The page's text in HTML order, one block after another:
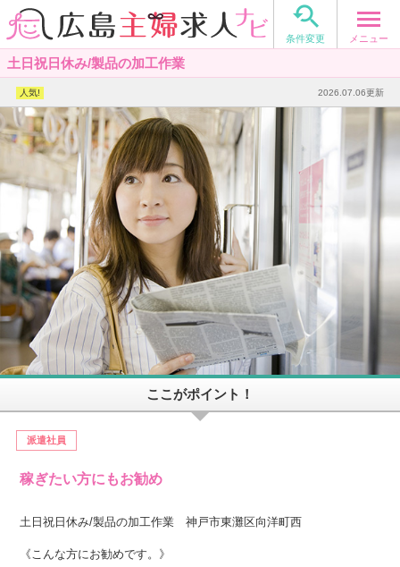

条件変更 メニュー
土日祝日休み/製品の加工作業
2026.07.06更新
ここがポイント！
派遣社員
稼ぎたい方にもお勧め
土日祝日休み/製品の加工作業 神戸市東灘区向洋町西
《こんな方にお勧めです。》